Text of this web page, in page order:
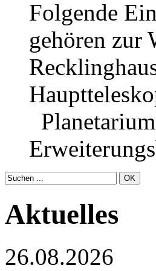
Folgende
gehören zur
Aktuelles
26.08.2026